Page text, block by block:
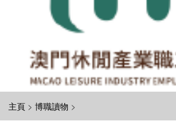
主頁 > 博職讀物 >